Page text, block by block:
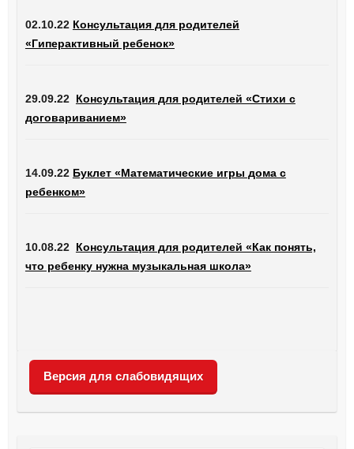
02.10.22 Консультация для родителей
«Гиперактивный ребенок»
29.09.22 Консультация для родителей «Стихи с
договариванием»
14.09.22 Буклет «Математические игры дома с
ребенком»
10.08.22 Консультация для родителей «Как понять,
что ребенку нужна музыкальная школа»
Версия для слабовидящих